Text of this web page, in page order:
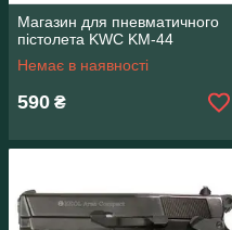
Магазин для пневматичного
пістолета KWC KM-44
Немає в наявності
590 ₴